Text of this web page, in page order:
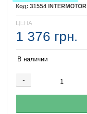
31554 INTERMOTOR
ЦЕНА
1 376 грн.
В наличии
-